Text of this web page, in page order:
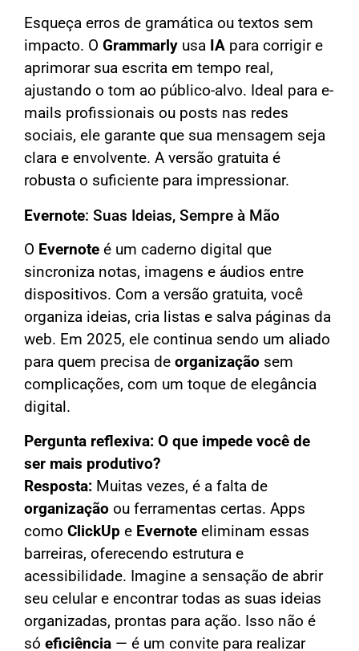
Esqueça erros de gramática ou textos sem
impacto. O Grammarly usa IA para corrigir e
aprimorar sua escrita em tempo real,
ajustando o tom ao público-alvo. Ideal para e-
mails profissionais ou posts nas redes
sociais, ele garante que sua mensagem seja
clara e envolvente. A versão gratuita é
robusta o suficiente para impressionar.
Evernote: Suas Ideias, Sempre à Mão
O Evernote é um caderno digital que
sincroniza notas, imagens e áudios entre
dispositivos. Com a versão gratuita, você
organiza ideias, cria listas e salva páginas da
web. Em 2025, ele continua sendo um aliado
para quem precisa de organização sem
complicações, com um toque de elegância
digital.
Pergunta reflexiva: O que impede você de
ser mais produtivo?
Resposta: Muitas vezes, é a falta de
organização ou ferramentas certas. Apps
como ClickUp e Evernote eliminam essas
barreiras, oferecendo estrutura e
acessibilidade. Imagine a sensação de abrir
seu celular e encontrar todas as suas ideias
organizadas, prontas para ação. Isso não é
só eficiência — é um convite para realizar